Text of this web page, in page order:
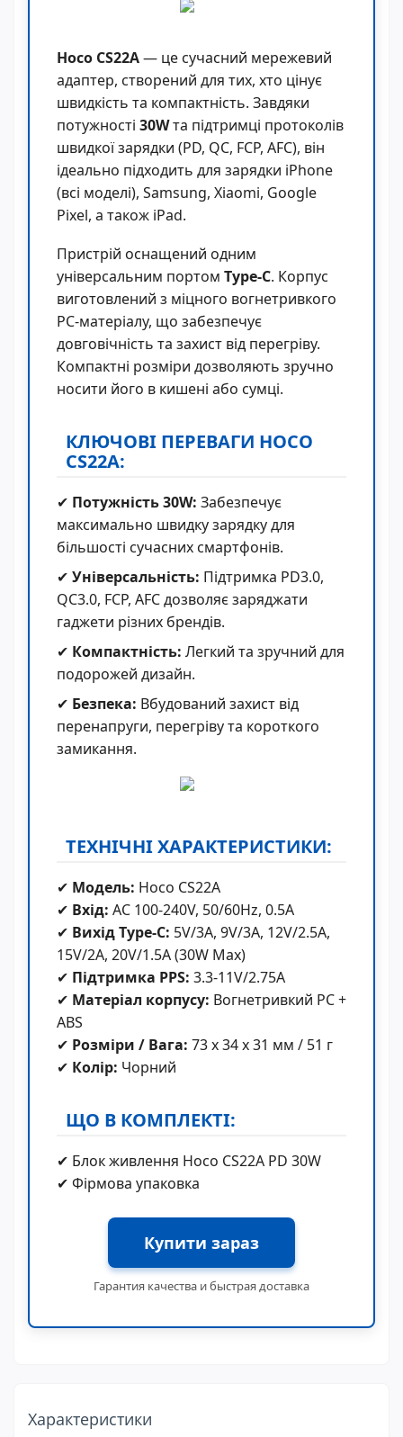
Hoco CS22A— це сучасний мережевий
адаптер, створений для тих, хто цінує
швидкість та компактність. Завдяки
потужності 30Wта підтримці протоколів
швидкої зарядки (PD, QC, FCP, AFC), він
ідеально підходить для зарядки iPhone
(всі моделі), Samsung, Xiaomi, Google
Pixel, а також iPad.
Пристрій оснащений одним
універсальним портом Type-C. Корпус
виготовлений з міцного вогнетривкого
PC-матеріалу, що забезпечує
довговічність та захист від перегріву.
Компактні розміри дозволяють зручно
носити його в кишені або сумці.
КЛЮЧОВІ ПЕРЕВАГИ HOCO
CS22A:
✔ Потужність 30W: Забезпечує
максимально швидку зарядку для
більшості сучасних смартфонів.
✔ Універсальність: Підтримка PD3.0,
QC3.0, FCP, AFC дозволяє заряджати
гаджети різних брендів.
✔ Компактність: Легкий та зручний для
подорожей дизайн.
✔ Безпека: Вбудований захист від
перенапруги, перегріву та короткого
замикання.
ТЕХНІЧНІ ХАРАКТЕРИСТИКИ:
✔ Модель: Hoco CS22A
✔ Вхід: AC 100-240V, 50/60Hz, 0.5A
✔ Вихід Type-C: 5V/3A, 9V/3A, 12V/2.5A,
15V/2A, 20V/1.5A (30W Max)
✔ Підтримка PPS: 3.3-11V/2.75A
✔ Матеріал корпусу: Вогнетривкий PC +
ABS
✔ Розміри / Вага: 73 x 34 x 31 мм / 51 г
✔ Колір: Чорний
ЩО В КОМПЛЕКТІ:
✔ Блок живлення Hoco CS22A PD 30W
✔ Фірмова упаковка
Купити зараз
Гарантия качества и быстрая доставка
Характеристики